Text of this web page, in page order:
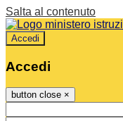
Salta al contenuto
Accedi
Accedi
button close ×